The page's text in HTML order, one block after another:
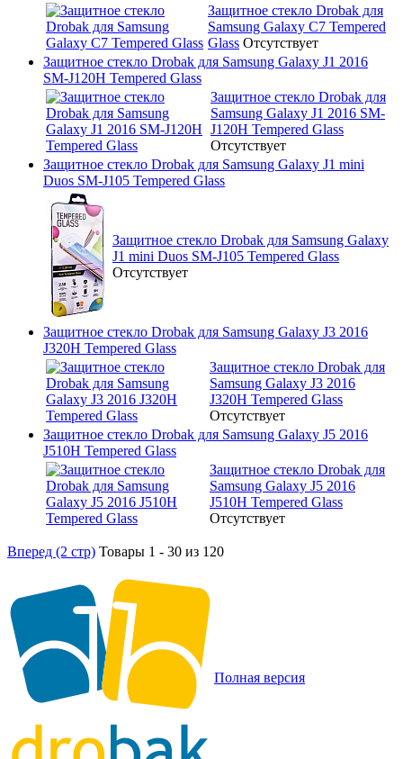
Защитное стекло Drobak для
Samsung Galaxy C7 Tempered
Glass Отсутствует
Защитное стекло Drobak для Samsung Galaxy J1 2016
SM-J120H Tempered Glass
Защитное стекло Drobak для
Samsung Galaxy J1 2016 SM-
J120H Tempered Glass
Отсутствует
Защитное стекло Drobak для Samsung Galaxy J1 mini
Duos SM-J105 Tempered Glass
Защитное стекло Drobak для Samsung Galaxy
J1 mini Duos SM-J105 Tempered Glass
Отсутствует
Защитное стекло Drobak для Samsung Galaxy J3 2016
J320H Tempered Glass
Защитное стекло Drobak для
Samsung Galaxy J3 2016
J320H Tempered Glass
Отсутствует
Защитное стекло Drobak для Samsung Galaxy J5 2016
J510H Tempered Glass
Защитное стекло Drobak для
Samsung Galaxy J5 2016
J510H Tempered Glass
Отсутствует
Вперед (2 стр) Товары 1 - 30 из 120
Полная версия